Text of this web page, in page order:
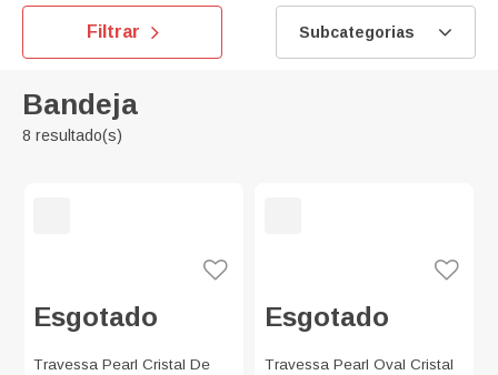
Filtrar
Bandeja
8 resultado(s)
Subcategorias
Esgotado
Travessa Pearl Cristal De
Esgotado
Travessa Pearl Oval Cristal